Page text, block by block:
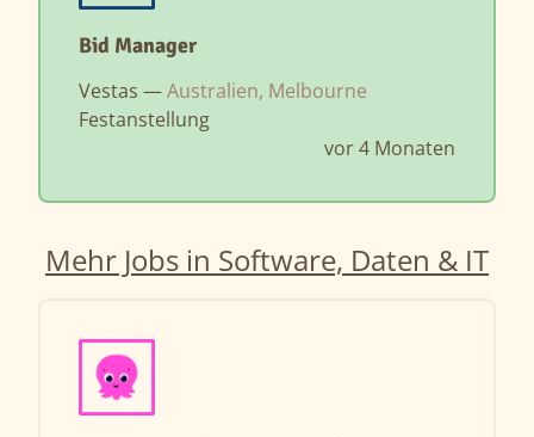
Bid Manager
Vestas —Australien, Melbourne
Festanstellung
vor 4 Monaten
Mehr Jobs in Software, Daten & IT